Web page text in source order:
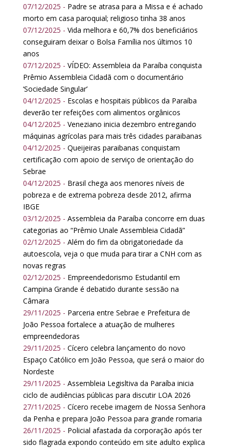
07/12/2025 - Padre se atrasa para a Missa e é achado
morto em casa paroquial; religioso tinha 38 anos
07/12/2025 - Vida melhora e 60,7% dos beneficiários
conseguiram deixar o Bolsa Família nos últimos 10
anos
07/12/2025 - VÍDEO: Assembleia da Paraíba conquista
Prêmio Assembleia Cidadã com o documentário
‘Sociedade Singular’
04/12/2025 - Escolas e hospitais públicos da Paraíba
deverão ter refeições com alimentos orgânicos
04/12/2025 - Veneziano inicia dezembro entregando
máquinas agrícolas para mais três cidades paraibanas
04/12/2025 - Queijeiras paraibanas conquistam
certificação com apoio de serviço de orientação do
Sebrae
04/12/2025 - Brasil chega aos menores níveis de
pobreza e de extrema pobreza desde 2012, afirma
IBGE
03/12/2025 - Assembleia da Paraíba concorre em duas
categorias ao “Prêmio Unale Assembleia Cidadã”
02/12/2025 - Além do fim da obrigatoriedade da
autoescola, veja o que muda para tirar a CNH com as
novas regras
02/12/2025 - Empreendedorismo Estudantil em
Campina Grande é debatido durante sessão na
Câmara
29/11/2025 - Parceria entre Sebrae e Prefeitura de
João Pessoa fortalece a atuação de mulheres
empreendedoras
29/11/2025 - Cícero celebra lançamento do novo
Espaço Católico em João Pessoa, que será o maior do
Nordeste
29/11/2025 - Assembleia Legisltiva da Paraíba inicia
ciclo de audiências públicas para discutir LOA 2026
27/11/2025 - Cícero recebe imagem de Nossa Senhora
da Penha e prepara João Pessoa para grande romaria
26/11/2025 - Policial afastada da corporação após ter
sido flagrada expondo conteúdo em site adulto explica